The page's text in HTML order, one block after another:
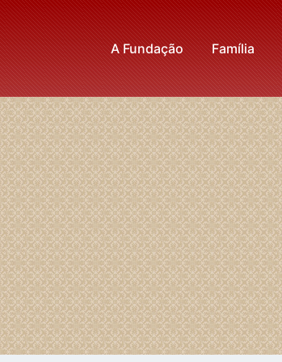
A Fundação Família